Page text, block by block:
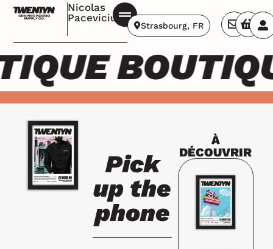
Nicolas
Pacevicius
Strasbourg, FR
Pick
up the
phone
À
DÉCOUVRIR